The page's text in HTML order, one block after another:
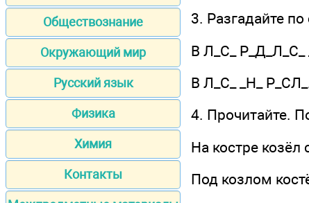
Обществознание
Окружающий мир
Русский язык
Физика
Химия
Контакты
3. Разгадайте
В Л_С_ Р_Д_Л_С_
В Л_С_ _Н_
4. Прочитайте.
На костре козёл
Под козлом